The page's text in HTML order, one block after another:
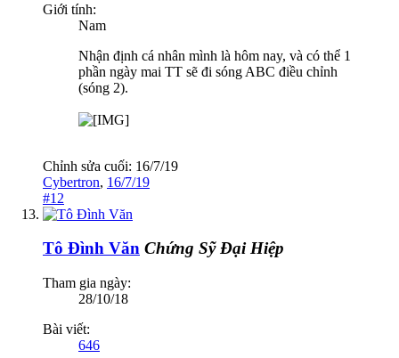
Giới tính:
Nam
Nhận định cá nhân mình là hôm nay, và có thể 1
phần ngày mai TT sẽ đi sóng ABC điều chỉnh
(sóng 2).
Chỉnh sửa cuối: 16/7/19
Cybertron, 16/7/19
#12
Tô Đình Văn Chứng Sỹ Đại Hiệp
Tham gia ngày:
28/10/18
Bài viết:
646